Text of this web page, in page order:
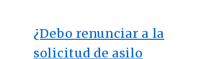
¿Debo renunciar a la
solicitud de asilo